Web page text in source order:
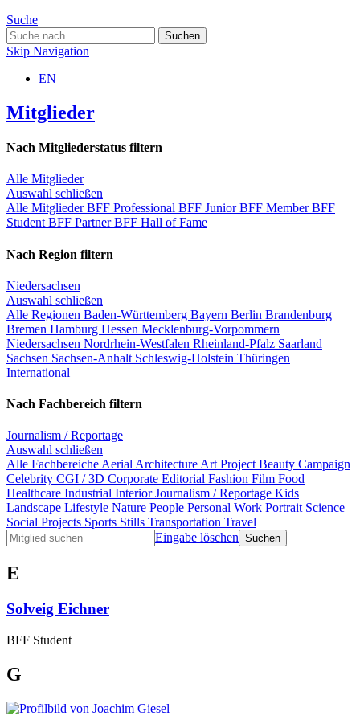
Suche
Skip Navigation
EN
Mitglieder
Nach Mitgliederstatus filtern
Alle Mitglieder
Auswahl schließen
Alle MitgliederBFF Professional BFF JuniorBFF MemberBFF
Student BFF PartnerBFF Hall of Fame
Nach Region filtern
Niedersachsen
Auswahl schließen
Alle Regionen Baden-Württemberg Bayern Berlin Brandenburg
Bremen Hamburg Hessen Mecklenburg-Vorpommern
Niedersachsen Nordrhein-Westfalen Rheinland-Pfalz Saarland
Sachsen Sachsen-Anhalt Schleswig-Holstein Thüringen
International
Nach Fachbereich filtern
Journalism / Reportage
Auswahl schließen
Alle Fachbereiche Aerial Architecture Art Project Beauty Campaign
Celebrity CGI / 3D Corporate Editorial Fashion Film Food
Healthcare Industrial InteriorJournalism / Reportage Kids
Landscape Lifestyle Nature People Personal Work Portrait Science
Social Projects Sports Stills Transportation Travel
Eingabe löschen
E
Solveig Eichner
BFF Student
G